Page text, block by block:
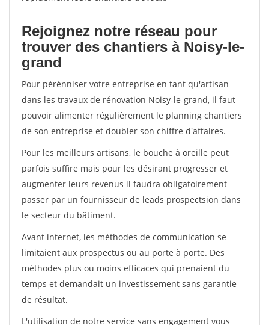
Rejoignez notre réseau pour
trouver des chantiers à Noisy-le-
grand
Pour pérénniser votre entreprise en tant qu'artisan
dans les travaux de rénovation Noisy-le-grand, il faut
pouvoir alimenter régulièrement le planning chantiers
de son entreprise et doubler son chiffre d'affaires.
Pour les meilleurs artisans, le bouche à oreille peut
parfois suffire mais pour les désirant progresser et
augmenter leurs revenus il faudra obligatoirement
passer par un fournisseur de leads prospectsion dans
le secteur du bâtiment.
Avant internet, les méthodes de communication se
limitaient aux prospectus ou au porte à porte. Des
méthodes plus ou moins efficaces qui prenaient du
temps et demandait un investissement sans garantie
de résultat.
L'utilisation de notre service sans engagement vous